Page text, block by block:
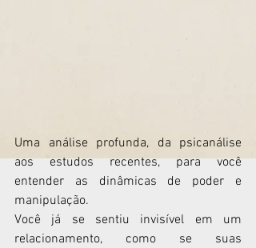
Uma análise profunda, da psicanálise
aos estudos recentes, para você
entender as dinâmicas de poder e
manipulação.
Você já se sentiu invisível em um
relacionamento, como se suas